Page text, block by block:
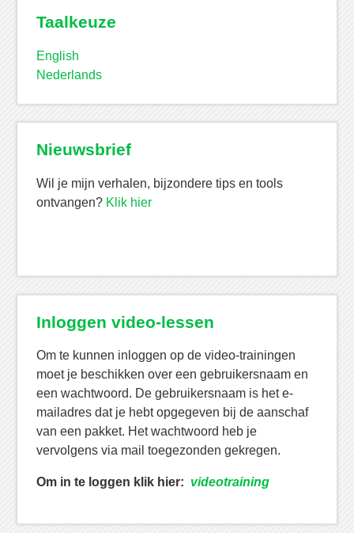
Taalkeuze
English
Nederlands
Nieuwsbrief
Wil je mijn verhalen, bijzondere tips en tools
ontvangen? Klik hier
Inloggen video-lessen
Om te kunnen inloggen op de video-trainingen
moet je beschikken over een gebruikersnaam en
een wachtwoord. De gebruikersnaam is het e-
mailadres dat je hebt opgegeven bij de aanschaf
van een pakket. Het wachtwoord heb je
vervolgens via mail toegezonden gekregen.
Om in te loggen klik hier: videotraining